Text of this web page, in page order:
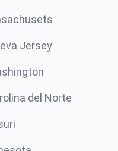
Jersey
del Norte